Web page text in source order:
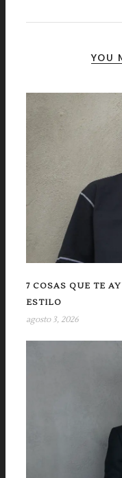
YOU
7 COSAS QUE TE
ESTILO
agosto 3, 2026